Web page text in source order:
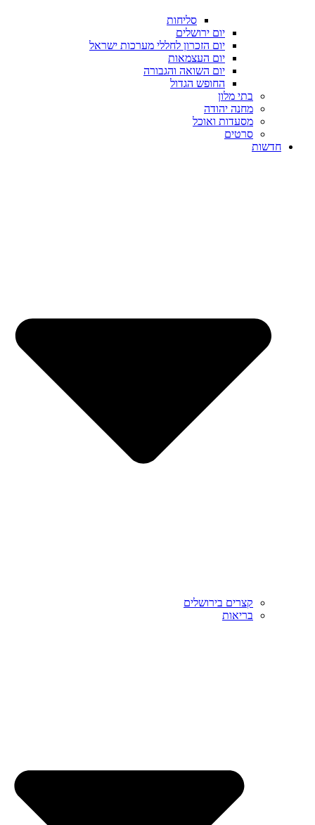
סליחות
יום ירושלים
יום הזכרון לחללי מערכות ישראל
יום העצמאות
יום השואה והגבורה
החופש הגדול
בתי מלון
מחנה יהודה
מסעדות ואוכל
סרטים
חדשות
קצרים בירושלים
בריאות